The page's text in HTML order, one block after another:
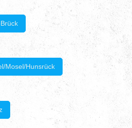
Mosel/Hunsrück